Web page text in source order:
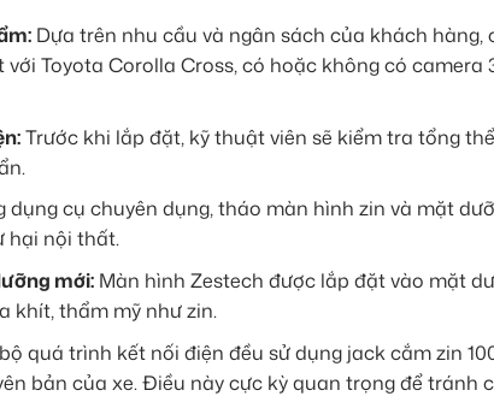
Dựa trên nhu cầu và ngân sách của khách hàng,
Toyota Corolla Cross, có hoặc không có camera
Trước khi lắp đặt, kỹ thuật viên sẽ kiểm tra tổng
dụng cụ chuyên dụng, tháo màn hình zin và mặt
hại nội thất.
mới:Màn hình Zestech được lắp đặt vào mặt
khít, thẩm mỹ như zin.
quá trình kết nối điện đều sử dụng jack cắm zin
bản của xe. Điều này cực kỳ quan trọng để tránh